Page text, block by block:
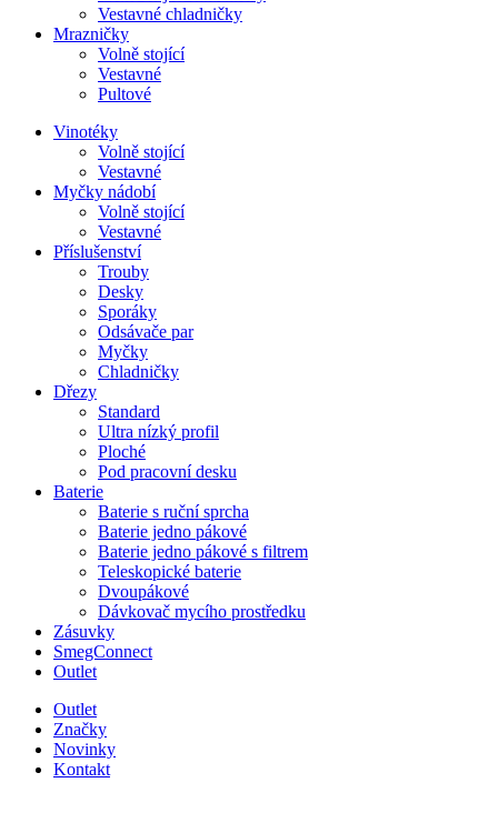
Vestavné chladničky
Mrazničky
Volně stojící
Vestavné
Pultové
Vinotéky
Volně stojící
Vestavné
Myčky nádobí
Volně stojící
Vestavné
Příslušenství
Trouby
Desky
Sporáky
Odsávače par
Myčky
Chladničky
Dřezy
Standard
Ultra nízký profil
Ploché
Pod pracovní desku
Baterie
Baterie s ruční sprcha
Baterie jedno pákové
Baterie jedno pákové s filtrem
Teleskopické baterie
Dvoupákové
Dávkovač mycího prostředku
Zásuvky
SmegConnect
Outlet
Outlet
Značky
Novinky
Kontakt